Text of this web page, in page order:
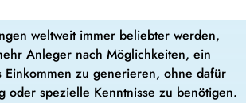
weltweit immer beliebter werden,
Anleger nach Möglichkeiten, ein
Einkommen zu generieren, ohne dafür
oder spezielle Kenntnisse zu benötigen.